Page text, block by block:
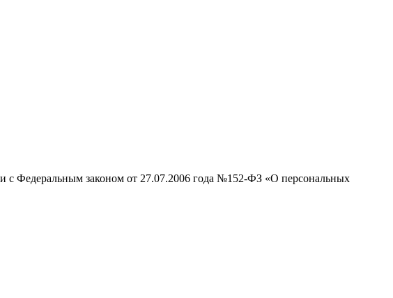
с Федеральным законом от 27.07.2006 года №152-ФЗ «О персональных